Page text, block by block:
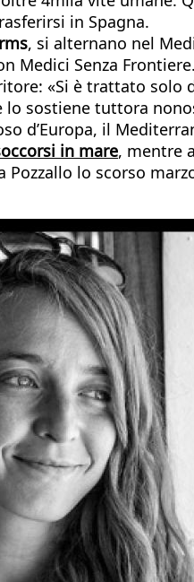
in Spagna.
, si alternano nel
Medici Senza
«Si è trattato
sostiene tuttora
d’Europa, il
in mare, mentre a
Pozzallo lo scorso